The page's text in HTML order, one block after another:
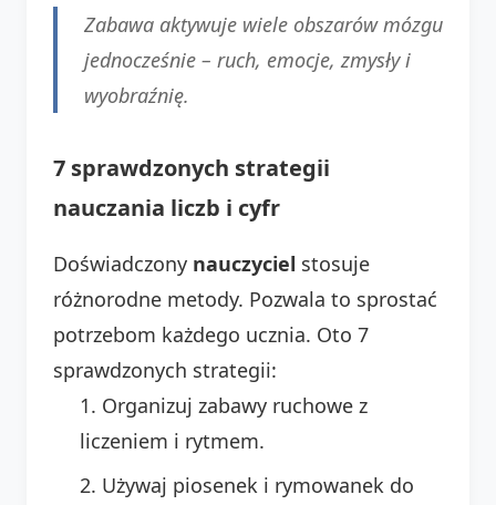
Zabawa aktywuje wiele obszarów mózgu
jednocześnie – ruch, emocje, zmysły i
wyobraźnię.
7 sprawdzonych strategii
nauczania liczb i cyfr
Doświadczony nauczyciel stosuje
różnorodne metody. Pozwala to sprostać
potrzebom każdego ucznia. Oto 7
sprawdzonych strategii:
Organizuj zabawy ruchowe z
liczeniem i rytmem.
Używaj piosenek i rymowanek do